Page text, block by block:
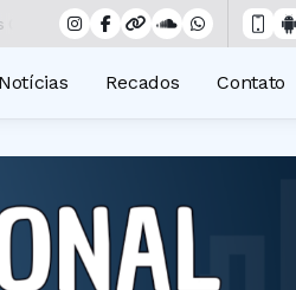
19:00 -Tocando agora: Insônia -
Notícias Recados Contato